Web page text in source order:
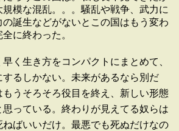
規模な混乱。。。騒乱や戦争、武力に
誕生などがないとこの国はもう変わ
に終わった。
く生き方をコンパクトにまとめて、
するしかない。未来があるなら別だ
うそろそろ役目を終え、新しい形態
っている。終わりが見えてる奴らは
ばいいだけ。最悪でも死ぬだけなの